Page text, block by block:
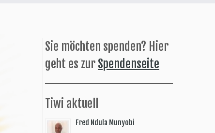
Sie möchten spenden? Hier
geht es zur Spendenseite
Tiwi aktuell
Fred Ndula Munyobi